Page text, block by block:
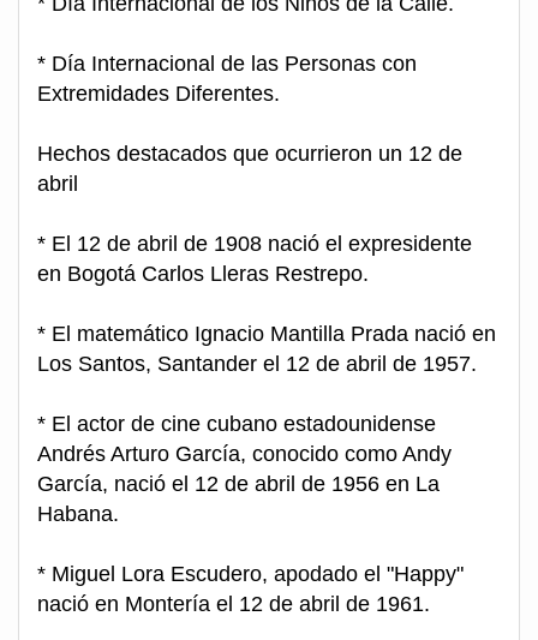
* Día Internacional de las Personas con
Extremidades Diferentes.
Hechos destacados que ocurrieron un 12 de
abril
* El 12 de abril de 1908 nació el expresidente
en Bogotá Carlos Lleras Restrepo.
* El matemático Ignacio Mantilla Prada nació en
Los Santos, Santander el 12 de abril de 1957.
* El actor de cine cubano estadounidense
Andrés Arturo García, conocido como Andy
García, nació el 12 de abril de 1956 en La
Habana.
* Miguel Lora Escudero, apodado el "Happy"
nació en Montería el 12 de abril de 1961.